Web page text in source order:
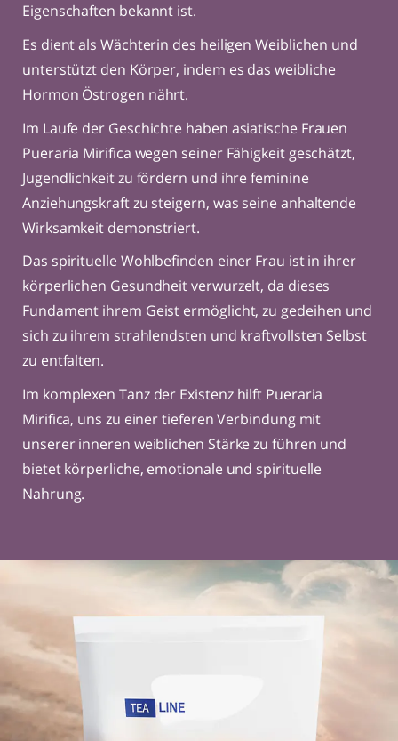
Eigenschaften bekannt ist.
Es dient als Wächterin des heiligen Weiblichen und
unterstützt den Körper, indem es das weibliche
Hormon Östrogen nährt.
Im Laufe der Geschichte haben asiatische Frauen
Pueraria Mirifica wegen seiner Fähigkeit geschätzt,
Jugendlichkeit zu fördern und ihre feminine
Anziehungskraft zu steigern, was seine anhaltende
Wirksamkeit demonstriert.
Das spirituelle Wohlbefinden einer Frau ist in ihrer
körperlichen Gesundheit verwurzelt, da dieses
Fundament ihrem Geist ermöglicht, zu gedeihen und
sich zu ihrem strahlendsten und kraftvollsten Selbst
zu entfalten.
Im komplexen Tanz der Existenz hilft Pueraria
Mirifica, uns zu einer tieferen Verbindung mit
unserer inneren weiblichen Stärke zu führen und
bietet körperliche, emotionale und spirituelle
Nahrung.